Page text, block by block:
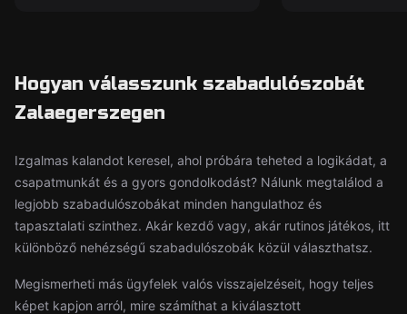
Hogyan válasszunk szabadulószobát
Zalaegerszegen
Izgalmas kalandot keresel, ahol próbára teheted a logikádat, a
csapatmunkát és a gyors gondolkodást? Nálunk megtalálod a
legjobb szabadulószobákat minden hangulathoz és
tapasztalati szinthez. Akár kezdő vagy, akár rutinos játékos, itt
különböző nehézségű szabadulószobák közül választhatsz.
Megismerheti más ügyfelek valós visszajelzéseit, hogy teljes
képet kapjon arról, mire számíthat a kiválasztott